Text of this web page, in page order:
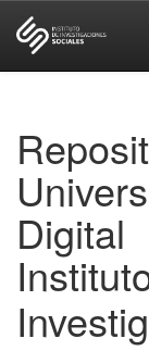
Digital